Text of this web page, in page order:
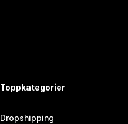
Toppkategorier
Dropshipping